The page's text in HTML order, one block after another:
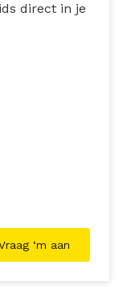
direct in je
‘m aan